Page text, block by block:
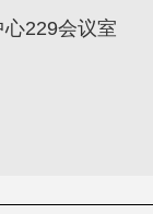
心229会议室